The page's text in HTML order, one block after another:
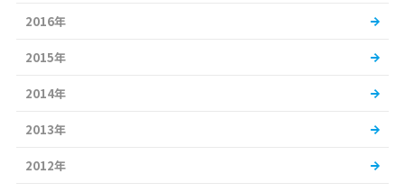
2016年
2015年
2014年
2013年
2012年